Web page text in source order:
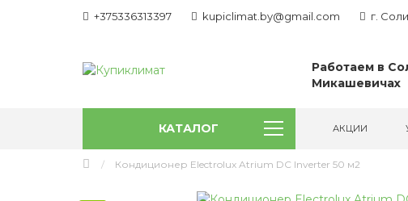
+375336313397 kupiclimat.by@gmail.com г.
Работаем в
Микашевичах
КАТАЛОГ АКЦИИ
Кондиционер Electrolux Atrium DC Inverter 50 м2